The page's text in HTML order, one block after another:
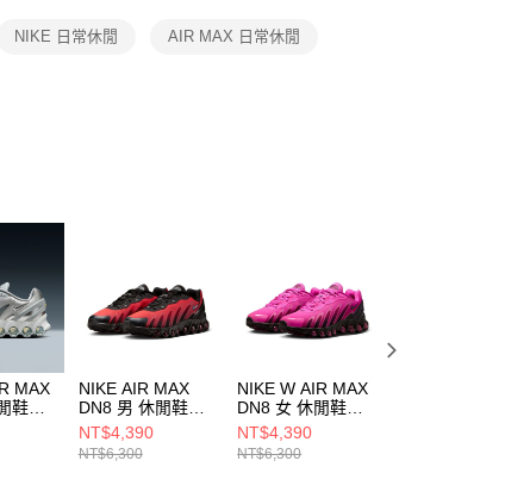
沛科技股份有限公司提供之「AFTEE先享後付」服務完成之
服務之必要範圍內提供個人資料，並將交易相關給付款項請
股份有限公司將有權停止該用戶之使用額度並採取法律行
NIKE 日常休閒 AIR MAX 日常休閒
MAX
鞋
NIKE AIR MAX
DN8 男 休閒鞋
FQ7860008
NT$4,390
NT$6,300
NIKE W AIR MAX
DN8 女 休閒鞋
HF5509601
NT$4,390
NT$6,300